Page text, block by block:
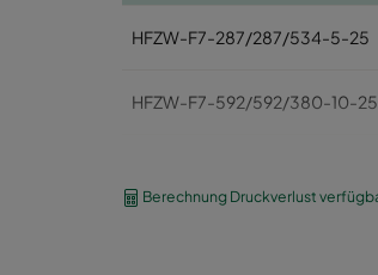
HFZW-F7-287/287/534-5-25
HFZW-F7-592/592/380-10-25
Berechnung Druckverlust